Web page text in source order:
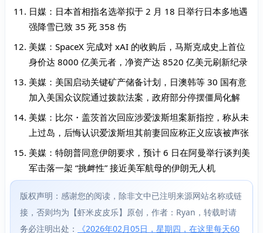
日媒：日本首相指名选举拟于 2 月 18 日举行日本多地遇
强降雪已致 35 死 358 伤
美媒：SpaceX 完成对 xAI 的收购后，马斯克成史上首位
身价达 8000 亿美元者，净资产达 8520 亿美元刷新纪录
美媒：美国启动关键矿产储备计划，日澳韩等 30 国有意
加入美国众议院通过拨款法案，政府部分停摆僵局化解
美媒：比尔・盖茨首次回应涉爱泼斯坦案新指控，称从未
上过岛，后悔认识爱泼斯坦其前妻回应称正义应该被声张
美媒：特朗普同意伊朗要求，预计 6 日在阿曼举行谈判美
军击落一架 “挑衅性” 接近美军航母的伊朗无人机
版权声明：感谢您的阅读，除非文中已注明来源网站名称或链
接，否则均为【虾米皮皮乐】原创，作者：Ryan，转载时请
务必注明出处：
《2026年02月05日，星期四，在这里每天60